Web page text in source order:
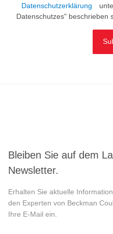
Datenschutzerklärung
Datenschutzes" beschrieben
Bleiben Sie auf dem
Newsletter.
Erhalten Sie aktuelle
den Experten von Beckman
Ihre E-Mail ein.